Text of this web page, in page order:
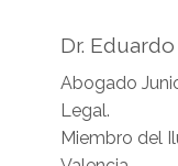
Dr.
Abogado
Legal.
Miembro del